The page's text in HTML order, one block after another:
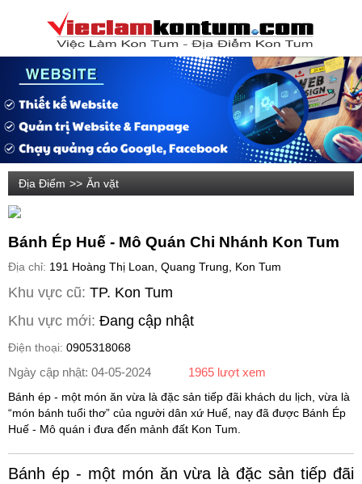
Địa Điểm >> Ăn vặt
Bánh Ép Huế - Mô Quán Chi Nhánh Kon Tum
Địa chỉ: 191 Hoàng Thị Loan, Quang Trung, Kon Tum
Khu vực cũ: TP. Kon Tum
Khu vực mới: Đang cập nhật
Điện thoại: 0905318068
Ngày cập nhật: 04-05-2024 1965 lượt xem
Bánh ép - một món ăn vừa là đặc sản tiếp đãi khách du lịch, vừa là
“món bánh tuổi thơ” của người dân xứ Huế, nay đã được Bánh Ép
Huế - Mô quán i đưa đến mảnh đất Kon Tum.
Bánh ép - một món ăn vừa là đặc sản tiếp đãi